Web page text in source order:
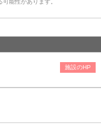
能性があります。